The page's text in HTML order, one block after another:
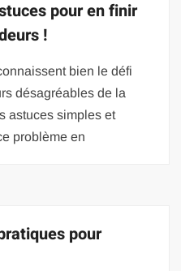
pour en finir
!
bien le défi
désagréables de la
astuces simples et
problème en
pour